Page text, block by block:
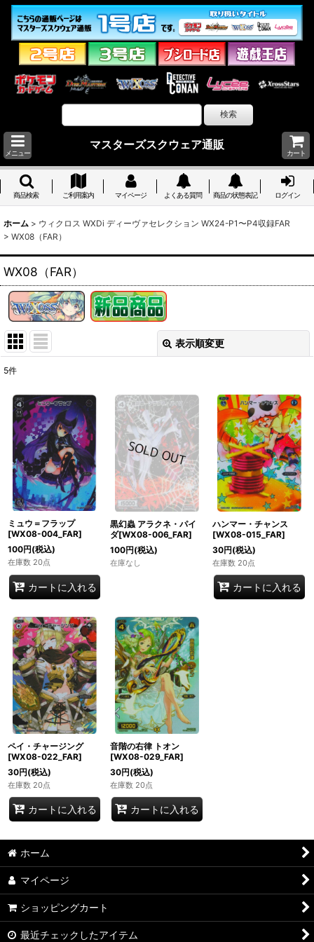
メニュー
マスターズスクウェア通販
カート
商品検索 ご利用案内 マイページ よくある質問 商品の状態表記 ログイン
ホーム > ウィクロス WXDi ディーヴァセレクション WX24-P1〜P4収録FAR
> WX08（FAR）
WX08（FAR）
表示順変更
在庫あり
並び順:
絞り込む
5件
ミュウ＝フラップ
[WX08-004_FAR]
100円(税込)
在庫数 20点
カートに入れる
黒幻蟲 アラクネ・パイ
ダ[WX08-006_FAR]
100円(税込)
在庫なし
ハンマー・チャンス
[WX08-015_FAR]
30円(税込)
在庫数 20点
カートに入れる
ペイ・チャージング
[WX08-022_FAR]
30円(税込)
在庫数 20点
カートに入れる
音階の右律 トオン
[WX08-029_FAR]
30円(税込)
在庫数 20点
カートに入れる
ホーム
マイページ
ショッピングカート
最近チェックしたアイテム